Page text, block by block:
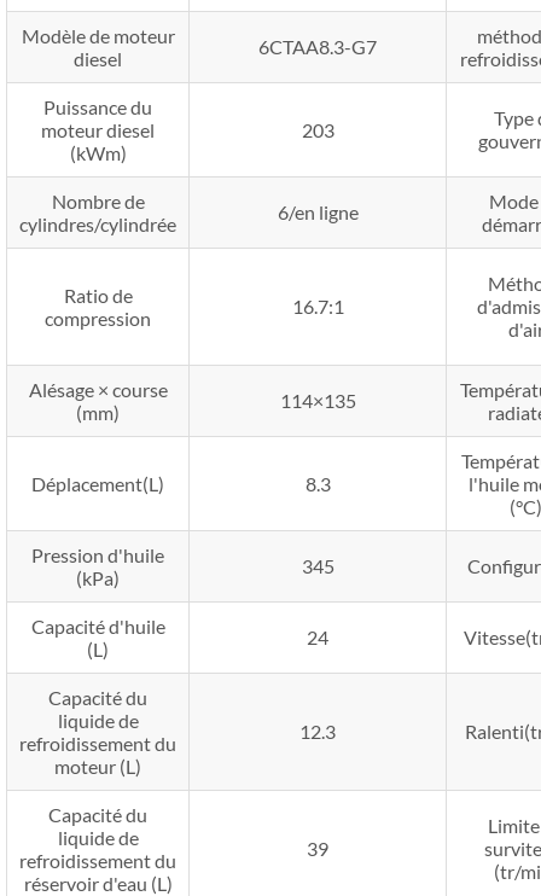
Modèle de moteur
diesel
6CTAA8.3-G7
Puissance du
moteur diesel
(kWm)
203
Type
Nombre de
cylindres/cylindrée
6/en ligne
Mode
Ratio de
compression
16.7:1
Alésage × course
(mm)
114×135
Déplacement(L) 8.3
l'huile
(°C)
Pression d'huile
(kPa)
345
Capacité d'huile
(L)
24
Capacité du
liquide de
refroidissement du
moteur (L)
12.3
Capacité du
liquide de
refroidissement du
réservoir d'eau (L)
39
(tr/